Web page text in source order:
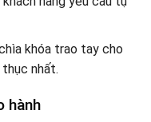
khóa trao tay cho
nhất.
hành